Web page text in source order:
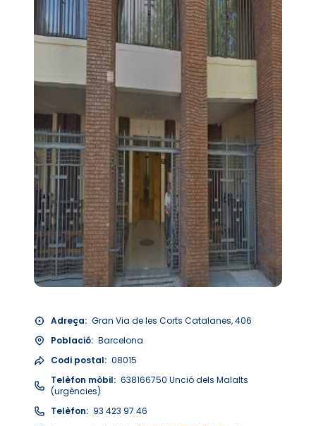
Adreça: Gran Via de les Corts Catalanes, 406
Població: Barcelona
Codi postal: 08015
Telèfon mòbil: 638166750 Unció dels Malalts
(urgències)
Telèfon: 93 423 97 46